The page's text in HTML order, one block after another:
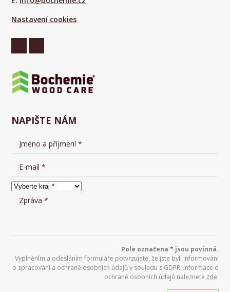
Nastavení cookies
NAPIŠTE NÁM
Pole označena * jsou povinná.
Vyplněním a odesláním formuláře potvrzujete, že jste byli informováni
o zpracování a ochraně osobních údajů v souladu s GDPR. Informace o
ochraně osobních údajů naleznete zde.